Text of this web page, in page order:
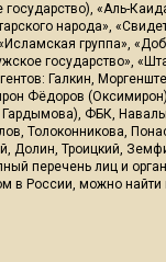
«Аль-
народа»,
группа»,
государство»,
Галкин,
Фёдоров
Гардымова), ФБК,
Толоконникова,
Долин, Троицкий,
перечень лиц и
в России, можно